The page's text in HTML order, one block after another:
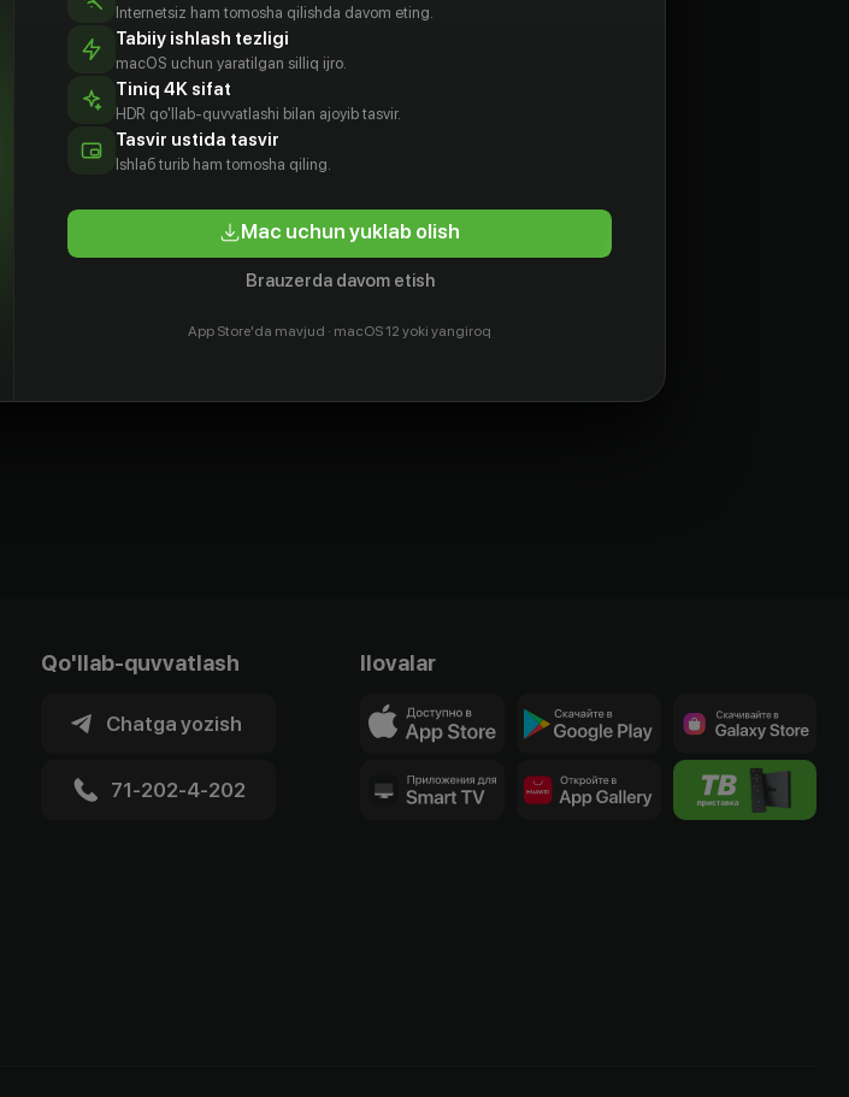
Qo'llab-quvvatlash
Chatga yozish
71-202-4-202
Ilovalar
Internetsiz ham tomosha qilishda davom eting.
Tabiiy ishlash tezligi
macOS uchun yaratilgan silliq ijro.
Tiniq 4K sifat
HDR qo'llab-quvvatlashi bilan ajoyib tasvir.
Tasvir ustida tasvir
Ishlаб turib ham tomosha qiling.
Mac uchun yuklab olish
Brauzerda davom etish
App Store'da mavjud · macOS 12 yoki yangiroq